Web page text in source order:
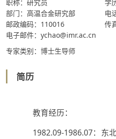
职称：研究员
学
部门：高温合金研究部
电
邮政编码：110016
传
电子邮件：ychao@imr.ac.cn
专家类别：博士生导师
简历
教育经历：
1982.09-1986.07：东北